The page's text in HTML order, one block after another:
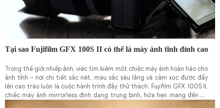
Tại sao Fujifilm GFX 100S II có thể là máy ảnh tĩnh đỉnh cao
Trong thế giới nhiếp ảnh, việc tìm kiếm một chiếc máy ảnh hoàn hảo cho
ảnh tĩnh – nơi chi tiết sắc nét, màu sắc sâu lắng và cảm xúc được đẩy
lên cao trào luôn là cuộc hành trình đầy thử thách. Fujifilm GFX 100S II,
chiếc máy ảnh mirrorless định dạng trung bình, hứa hẹn mang đến độ